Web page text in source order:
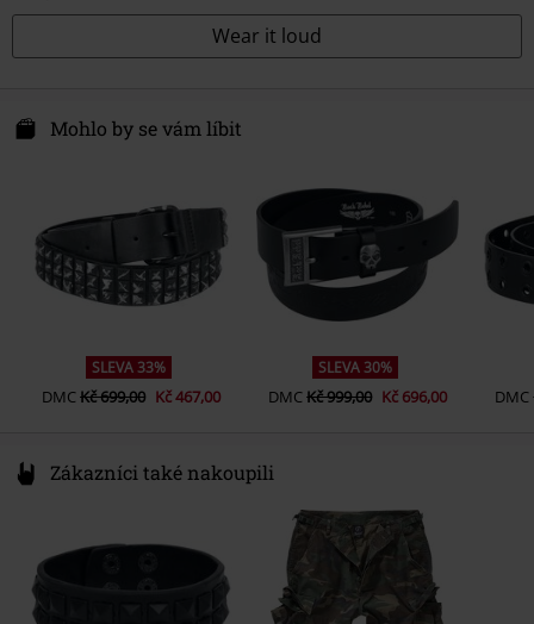
Wear it loud
Mohlo by se vám líbit
SLEVA 33%
DMCKč 699,00 Kč 467,00
SLEVA 30%
DMCKč 999,00 Kč 696,00 DMC
Zákazníci také nakoupili